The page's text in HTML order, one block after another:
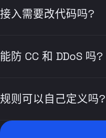
接拦截,正常用户基本无感。
接入需要改代码吗?
服务器无需改动。
能防 CC 和 DDoS 吗?
点的清洗能力承接。
规则可以自己定义吗?
可以。除内置规则外,支持按